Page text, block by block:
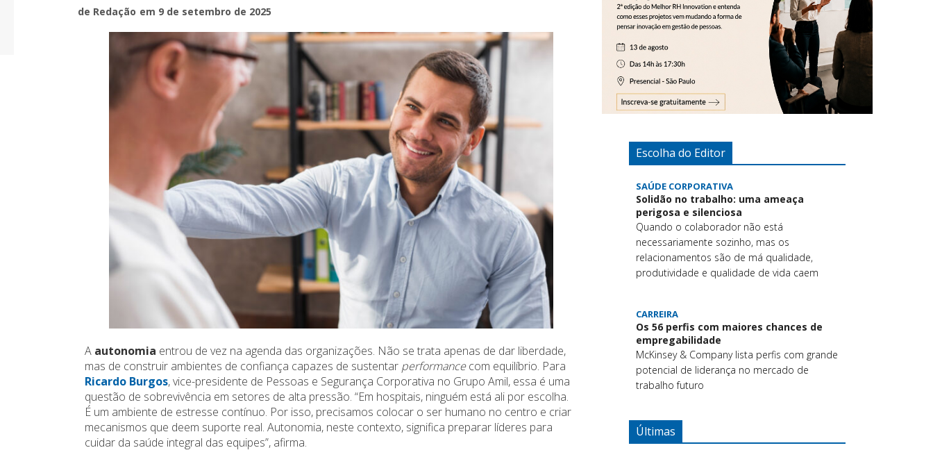
de Redação em 9 de setembro de 2025
A autonomia entrou de vez na agenda das organizações. Não se trata apenas de dar liberdade,
mas de construir ambientes de confiança capazes de sustentar performancecom equilíbrio. Para
Ricardo Burgos, vice-presidente de Pessoas e Segurança Corporativa no Grupo Amil, essa é uma
questão de sobrevivência em setores de alta pressão. “Em hospitais, ninguém está ali por escolha.
É um ambiente de estresse contínuo. Por isso, precisamos colocar o ser humano no centro e criar
mecanismos que deem suporte real. Autonomia, neste contexto, significa preparar líderes para
cuidar da saúde integral das equipes”, afirma.
Escolha do Editor
SAÚDE CORPORATIVA
Solidão no trabalho: uma ameaça
perigosa e silenciosa
Quando o colaborador não está
necessariamente sozinho, mas os
relacionamentos são de má qualidade,
produtividade e qualidade de vida caem
CARREIRA
Os 56 perfis com maiores chances de
empregabilidade
McKinsey & Company lista perfis com grande
potencial de liderança no mercado de
trabalho futuro
Últimas